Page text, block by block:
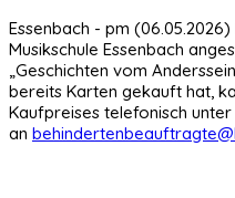
Essenbach - pm
Musikschule Essenbach
„Geschichten vom
bereits Karten gekauft hat,
Kaufpreises telefonisch
an